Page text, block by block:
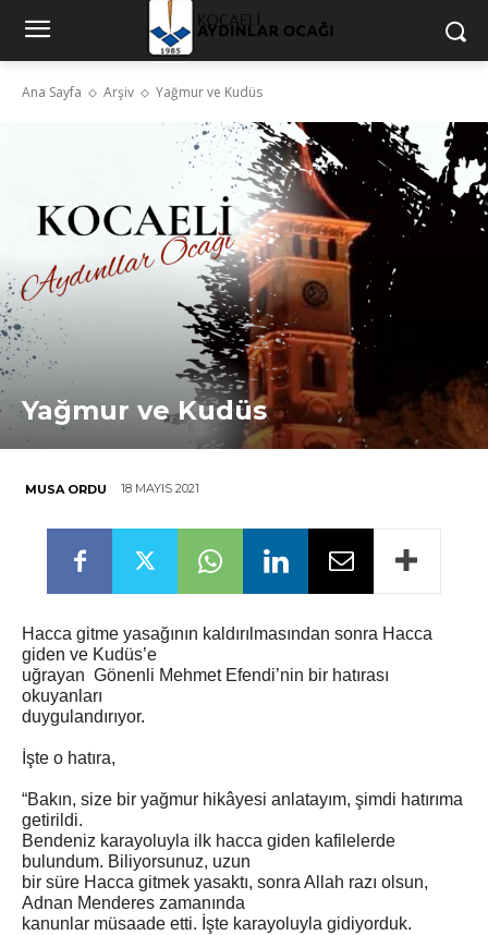
Ana Sayfa Arşiv Yağmur ve Kudüs
Yağmur ve Kudüs
MUSA ORDU 18 MAYIS 2021
Hacca gitme yasağının kaldırılmasından sonra Hacca
giden ve Kudüs’e
uğrayan Gönenli Mehmet Efendi’nin bir hatırası
okuyanları
duygulandırıyor.
İşte o hatıra,
“Bakın, size bir yağmur hikâyesi anlatayım, şimdi hatırıma
getirildi.
Bendeniz karayoluyla ilk hacca giden kafilelerde
bulundum. Biliyorsunuz, uzun
bir süre Hacca gitmek yasaktı, sonra Allah razı olsun,
Adnan Menderes zamanında
kanunlar müsaade etti. İşte karayoluyla gidiyorduk.